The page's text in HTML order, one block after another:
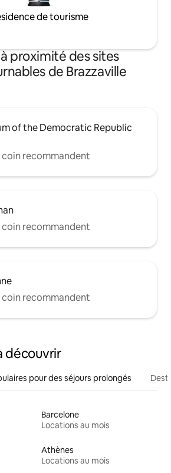
de tourisme
proximité des sites
de Brazzaville
of the Democratic Republic
coin recommandent
coin recommandent
coin recommandent
découvrir
pour des séjours prolongés
Barcelone
Locations au mois
Athènes
Locations au mois